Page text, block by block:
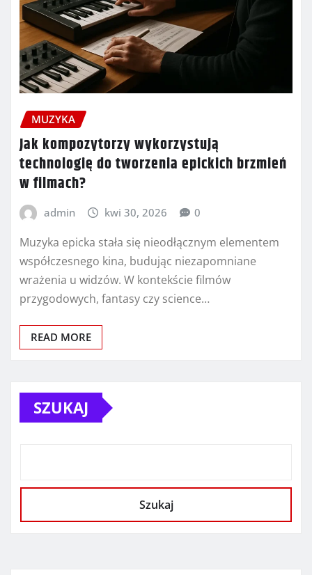
MUZYKA
Jak kompozytorzy wykorzystują
technologię do tworzenia epickich brzmień
w filmach?
admin kwi 30, 2026 0
Muzyka epicka stała się nieodłącznym elementem
współczesnego kina, budując niezapomniane
wrażenia u widzów. W kontekście filmów
przygodowych, fantasy czy science…
READ MORE
SZUKAJ
Szukaj